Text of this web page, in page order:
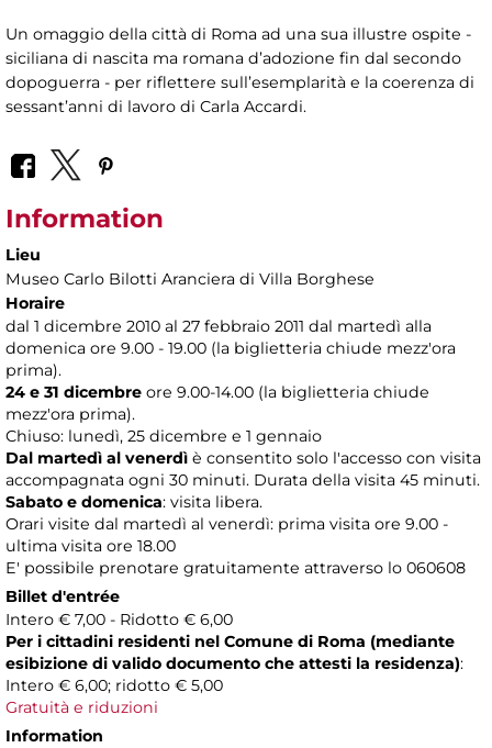
Un omaggio della città di Roma ad una sua illustre ospite -
siciliana di nascita ma romana d’adozione fin dal secondo
dopoguerra - per riflettere sull’esemplarità e la coerenza di
sessant’anni di lavoro di Carla Accardi.
Information
Lieu
Museo Carlo Bilotti Aranciera di Villa Borghese
Horaire
dal 1 dicembre 2010 al 27 febbraio 2011 dal martedì alla
domenica ore 9.00 - 19.00 (la biglietteria chiude mezz'ora
prima).
24 e 31 dicembre ore 9.00-14.00 (la biglietteria chiude
mezz'ora prima).
Chiuso: lunedì, 25 dicembre e 1 gennaio
Dal martedì al venerdì è consentito solo l'accesso con visita
accompagnata ogni 30 minuti. Durata della visita 45 minuti.
Sabato e domenica: visita libera.
Orari visite dal martedì al venerdì: prima visita ore 9.00 -
ultima visita ore 18.00
E' possibile prenotare gratuitamente attraverso lo 060608
Billet d'entrée
Intero € 7,00 - Ridotto € 6,00
Per i cittadini residenti nel Comune di Roma (mediante
esibizione di valido documento che attesti la residenza):
Intero € 6,00; ridotto € 5,00
Gratuità e riduzioni
Information